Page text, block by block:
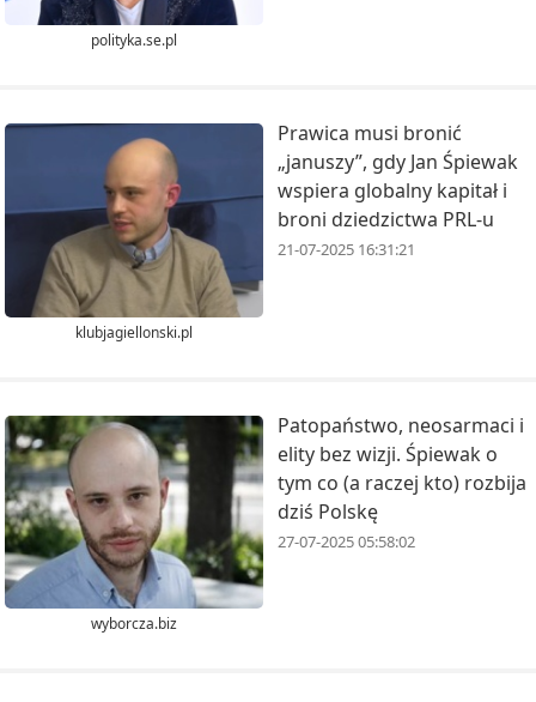
polityka.se.pl
klubjagiellonski.pl
Prawica musi bronić
„januszy”, gdy Jan Śpiewak
wspiera globalny kapitał i
broni dziedzictwa PRL-u
21-07-2025 16:31:21
wyborcza.biz
Patopaństwo, neosarmaci i
elity bez wizji. Śpiewak o
tym co (a raczej kto) rozbija
dziś Polskę
27-07-2025 05:58:02